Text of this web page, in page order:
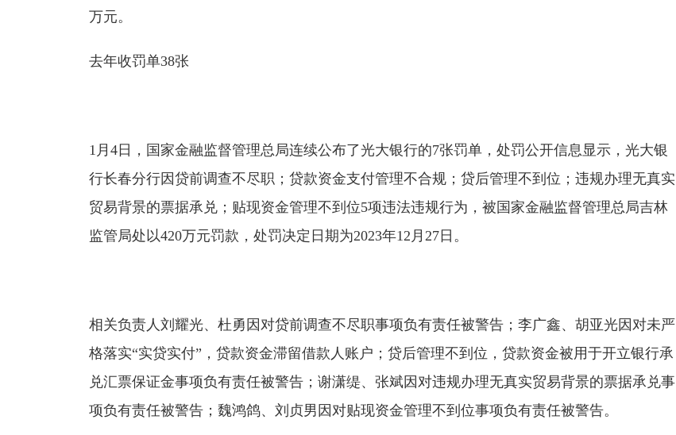
万元。
去年收罚单38张
1月4日，国家金融监督管理总局连续公布了光大银行的7张罚单，处罚公开信息显示，光大银
行长春分行因贷前调查不尽职；贷款资金支付管理不合规；贷后管理不到位；违规办理无真实
贸易背景的票据承兑；贴现资金管理不到位5项违法违规行为，被国家金融监督管理总局吉林
监管局处以420万元罚款，处罚决定日期为2023年12月27日。
相关负责人刘耀光、杜勇因对贷前调查不尽职事项负有责任被警告；李广鑫、胡亚光因对未严
格落实“实贷实付”，贷款资金滞留借款人账户；贷后管理不到位，贷款资金被用于开立银行承
兑汇票保证金事项负有责任被警告；谢潇缇、张斌因对违规办理无真实贸易背景的票据承兑事
项负有责任被警告；魏鸿鸽、刘贞男因对贴现资金管理不到位事项负有责任被警告。